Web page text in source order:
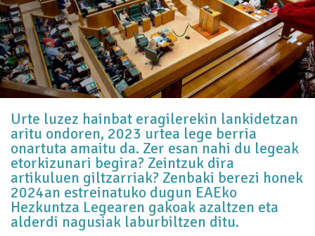
Urte luzez hainbat eragilerekin lankidetzan
aritu ondoren, 2023 urtea lege berria
onartuta amaitu da. Zer esan nahi du legeak
etorkizunari begira? Zeintzuk dira
artikuluen giltzarriak? Zenbaki berezi honek
2024an estreinatuko dugun EAEko
Hezkuntza Legearen gakoak azaltzen eta
alderdi nagusiak laburbiltzen ditu.